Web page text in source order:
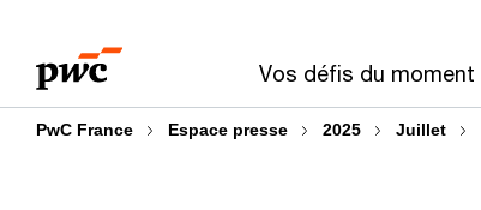
contenu
de
Vos défis du moment
PwC France Espace presse 2025 Juillet